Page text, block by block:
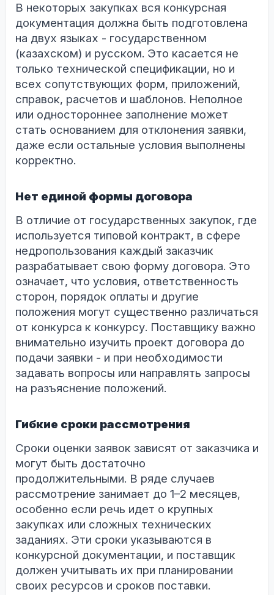
В некоторых закупках вся конкурсная
документация должна быть подготовлена
на двух языках - государственном
(казахском) и русском. Это касается не
только технической спецификации, но и
всех сопутствующих форм, приложений,
справок, расчетов и шаблонов. Неполное
или одностороннее заполнение может
стать основанием для отклонения заявки,
даже если остальные условия выполнены
корректно.
Нет единой формы договора
В отличие от государственных закупок, где
используется типовой контракт, в сфере
недропользования каждый заказчик
разрабатывает свою форму договора. Это
означает, что условия, ответственность
сторон, порядок оплаты и другие
положения могут существенно различаться
от конкурса к конкурсу. Поставщику важно
внимательно изучить проект договора до
подачи заявки - и при необходимости
задавать вопросы или направлять запросы
на разъяснение положений.
Гибкие сроки рассмотрения
Сроки оценки заявок зависят от заказчика и
могут быть достаточно
продолжительными. В ряде случаев
рассмотрение занимает до 1–2 месяцев,
особенно если речь идет о крупных
закупках или сложных технических
заданиях. Эти сроки указываются в
конкурсной документации, и поставщик
должен учитывать их при планировании
своих ресурсов и сроков поставки.